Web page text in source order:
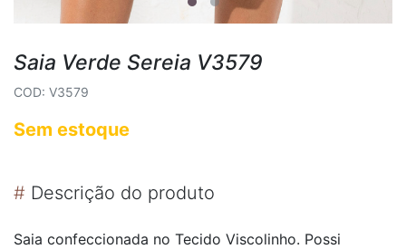
Saia Verde Sereia V3579
COD: V3579
Sem estoque
# Descrição do produto
Saia confeccionada no Tecido Viscolinho. Possi